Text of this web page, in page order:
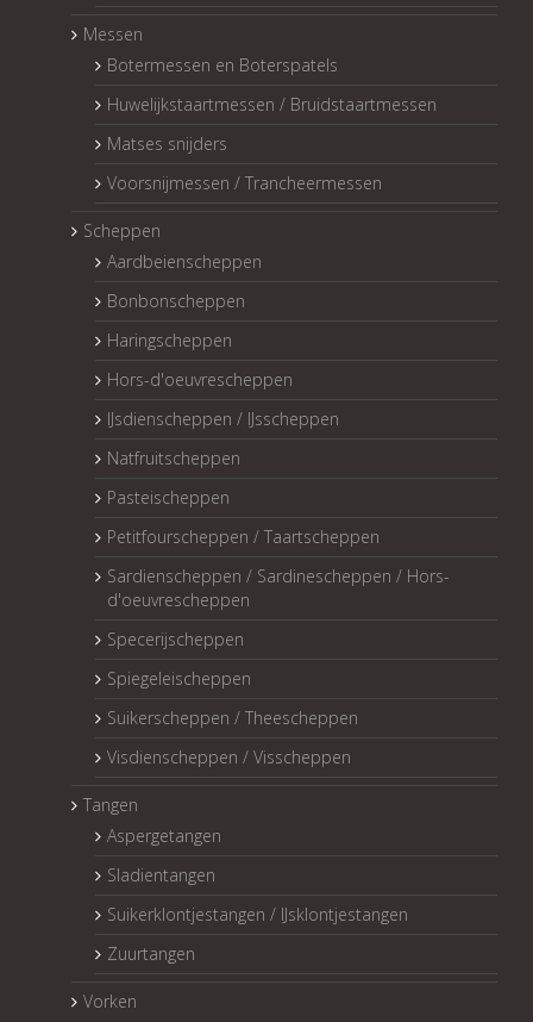
Messen
Botermessen en Boterspatels
Huwelijkstaartmessen / Bruidstaartmessen
Matses snijders
Voorsnijmessen / Trancheermessen
Scheppen
Aardbeienscheppen
Bonbonscheppen
Haringscheppen
Hors-d'oeuvrescheppen
IJsdienscheppen / IJsscheppen
Natfruitscheppen
Pasteischeppen
Petitfourscheppen / Taartscheppen
Sardienscheppen / Sardinescheppen / Hors-
d'oeuvrescheppen
Specerijscheppen
Spiegeleischeppen
Suikerscheppen / Theescheppen
Visdienscheppen / Visscheppen
Tangen
Aspergetangen
Sladientangen
Suikerklontjestangen / IJsklontjestangen
Zuurtangen
Vorken